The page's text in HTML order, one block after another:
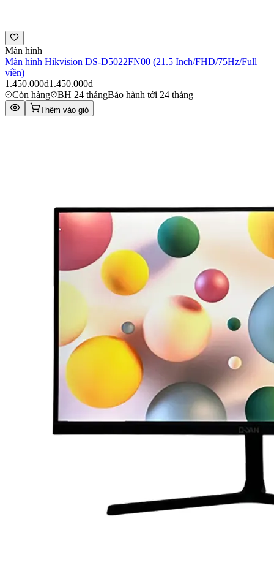
Màn hình
Màn hình Hikvision DS-D5022FN00 (21.5 Inch/FHD/75Hz/Full
viền)
1.450.000đ1.450.000đ
Còn hàng
BH 24 thángBảo hành tới 24 tháng
Thêm vào giỏ